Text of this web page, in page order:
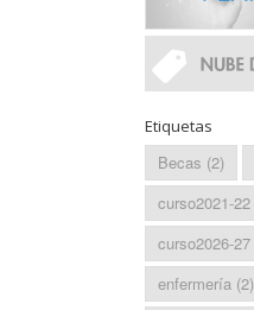
Etiquetas
Becas (2)
curso2021-22
curso2026-27
enfermería (2)